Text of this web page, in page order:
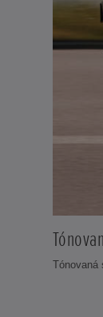
Tónovaná